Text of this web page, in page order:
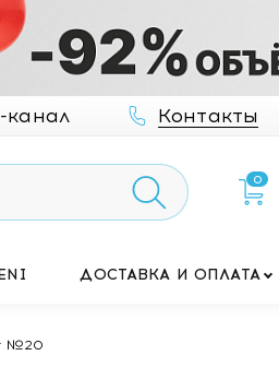
канал Контакты
0
ДОСТАВКА И ОПЛАТА
№20